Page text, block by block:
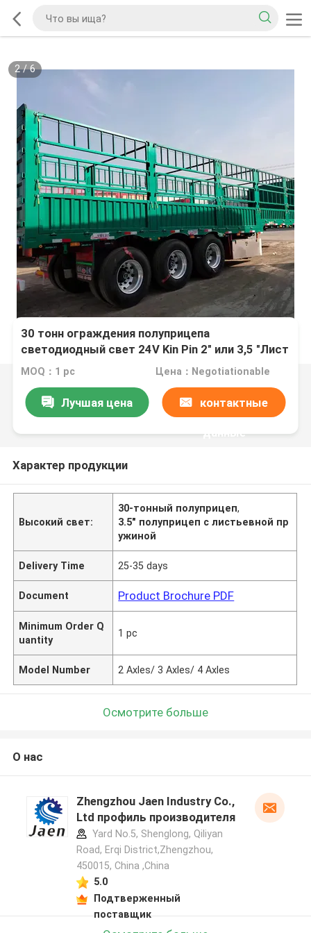
2/6
30 тонн ограждения полуприцепа
светодиодный свет 24V Kin Pin 2" или 3,5 "Лист
весна 90mm*13mm*10 слой
MOQ：1 pc Цена：Negotiationable
Лучшая цена контактные
данные
Характер продукции
Высокий свет:
30-тонный полуприцеп,
3.5" полуприцеп с листьевной пр
ужиной
Delivery Time 25-35 days
Document Product Brochure PDF
Minimum Order Q
uantity
1 pc
Model Number 2 Axles/ 3 Axles/ 4 Axles
Осмотрите больше
О нас
Zhengzhou Jaen Industry Co.,
Ltd профиль производителя
Yard No.5, Shenglong, Qiliyan
Road, Erqi District,Zhengzhou,
450015, China ,China
5.0
Подтверженный
поставщик